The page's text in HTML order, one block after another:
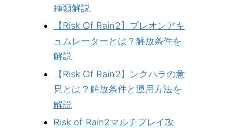
種類解説
【Risk Of Rain2】プレオンアキ
ュムレーターとは？解放条件を
解説
【Risk Of Rain2】ンクハラの意
見とは？解放条件と運用方法を
解説
Risk of Rain2マルチプレイ攻